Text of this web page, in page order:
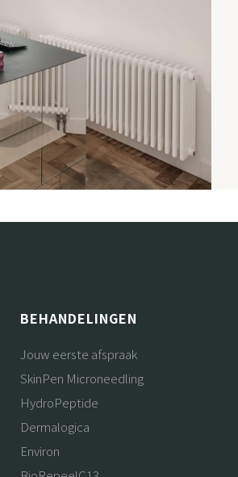
BEHANDELINGEN
Jouw eerste afspraak
SkinPen Microneedling
HydroPeptide
Dermalogica
Environ